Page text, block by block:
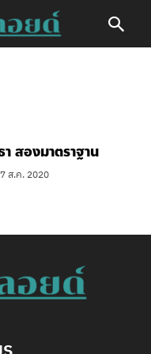
สองมาตราฐาน
7 ส.ค. 2020